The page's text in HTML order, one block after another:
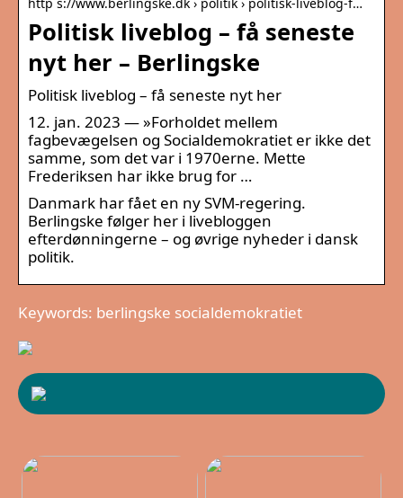
Politisk liveblog – få seneste
nyt her – Berlingske
Politisk liveblog – få seneste nyt her
12. jan. 2023 — »Forholdet mellem
fagbevægelsen og Socialdemokratiet er ikke det
samme, som det var i 1970erne. Mette
Frederiksen har ikke brug for …
Danmark har fået en ny SVM-regering.
Berlingske følger her i livebloggen
efterdønningerne – og øvrige nyheder i dansk
politik.
Keywords: berlingske socialdemokratiet